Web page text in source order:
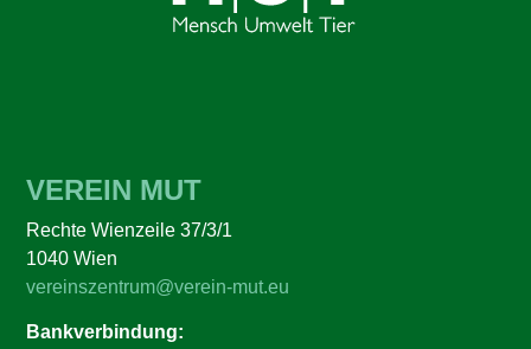
VEREIN MUT
Rechte Wienzeile 37/3/1
1040 Wien
vereinszentrum@verein-mut.eu
Bankverbindung: